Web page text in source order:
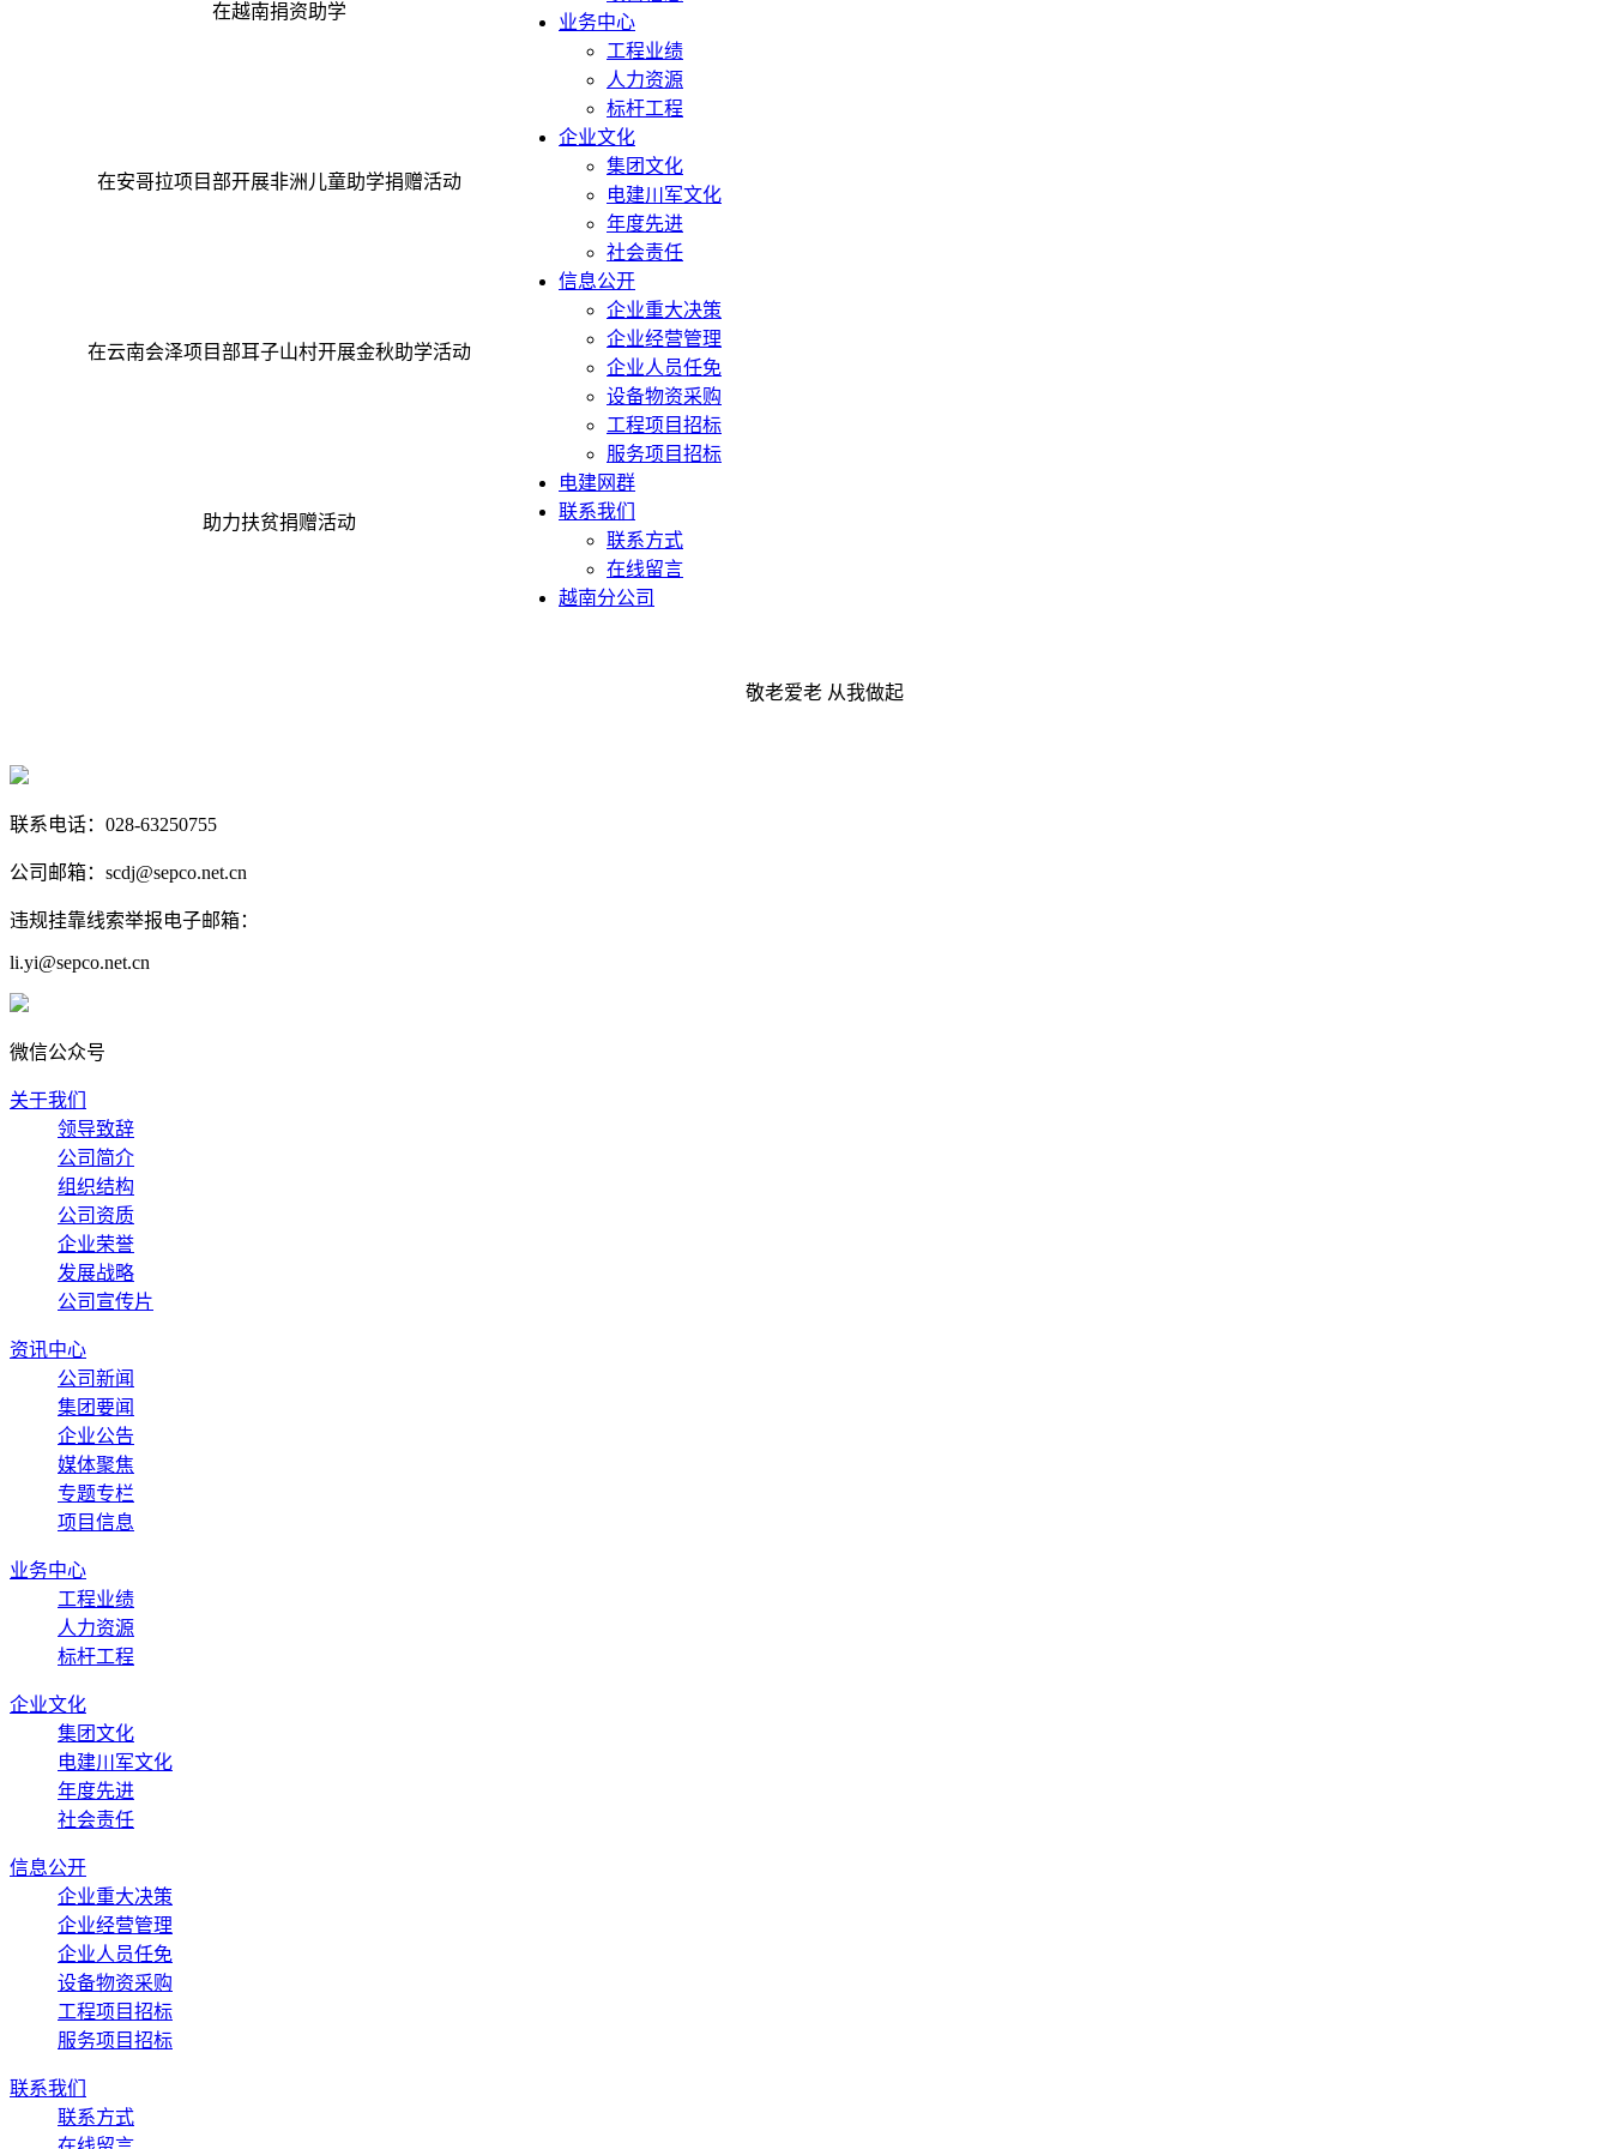
业务中心
工程业绩
人力资源
标杆工程
企业文化
集团文化
电建川军文化
年度先进
社会责任
信息公开
企业重大决策
企业经营管理
企业人员任免
设备物资采购
工程项目招标
服务项目招标
电建网群
联系我们
联系方式
在线留言
越南分公司
在越南捐资助学
在安哥拉项目部开展非洲儿童助学捐赠活动
在云南会泽项目部耳子山村开展金秋助学活动
助力扶贫捐赠活动
敬老爱老 从我做起
联系电话：028-63250755
公司邮箱：scdj@sepco.net.cn
违规挂靠线索举报电子邮箱：
li.yi@sepco.net.cn
微信公众号
关于我们
领导致辞
公司简介
组织结构
公司资质
企业荣誉
发展战略
公司宣传片
资讯中心
公司新闻
集团要闻
企业公告
媒体聚焦
专题专栏
项目信息
业务中心
工程业绩
人力资源
标杆工程
企业文化
集团文化
电建川军文化
年度先进
社会责任
信息公开
企业重大决策
企业经营管理
企业人员任免
设备物资采购
工程项目招标
服务项目招标
联系我们
联系方式